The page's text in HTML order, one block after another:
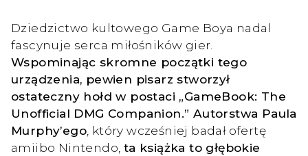
Dziedzictwo kultowego Game Boya nadal
fascynuje serca miłośników gier.
Wspominając skromne początki tego
urządzenia, pewien pisarz stworzył
ostateczny hołd w postaci „GameBook: The
Unofficial DMG Companion.” Autorstwa Paula
Murphy’ego , który wcześniej badał ofertę
amiibo Nintendo, ta książka to głębokie